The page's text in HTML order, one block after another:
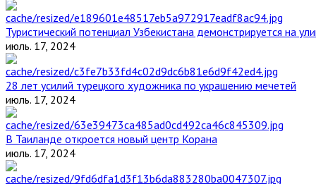
Туристический потенциал Узбекистана демонстрируется на
июль. 17, 2024
28 лет усилий турецкого художника по украшению мечетей
июль. 17, 2024
В Таиланде откроется новый центр Корана
июль. 17, 2024